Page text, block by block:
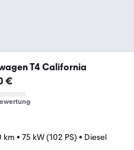
T4 California
€
km • 75 kW (102 PS) • Diesel